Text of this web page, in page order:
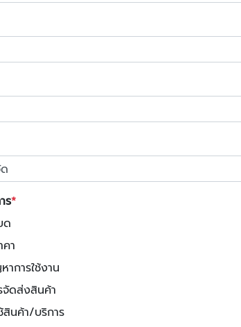
ร
ด
คา
การใช้งาน
ดส่งสินค้า
สินค้า/บริการ